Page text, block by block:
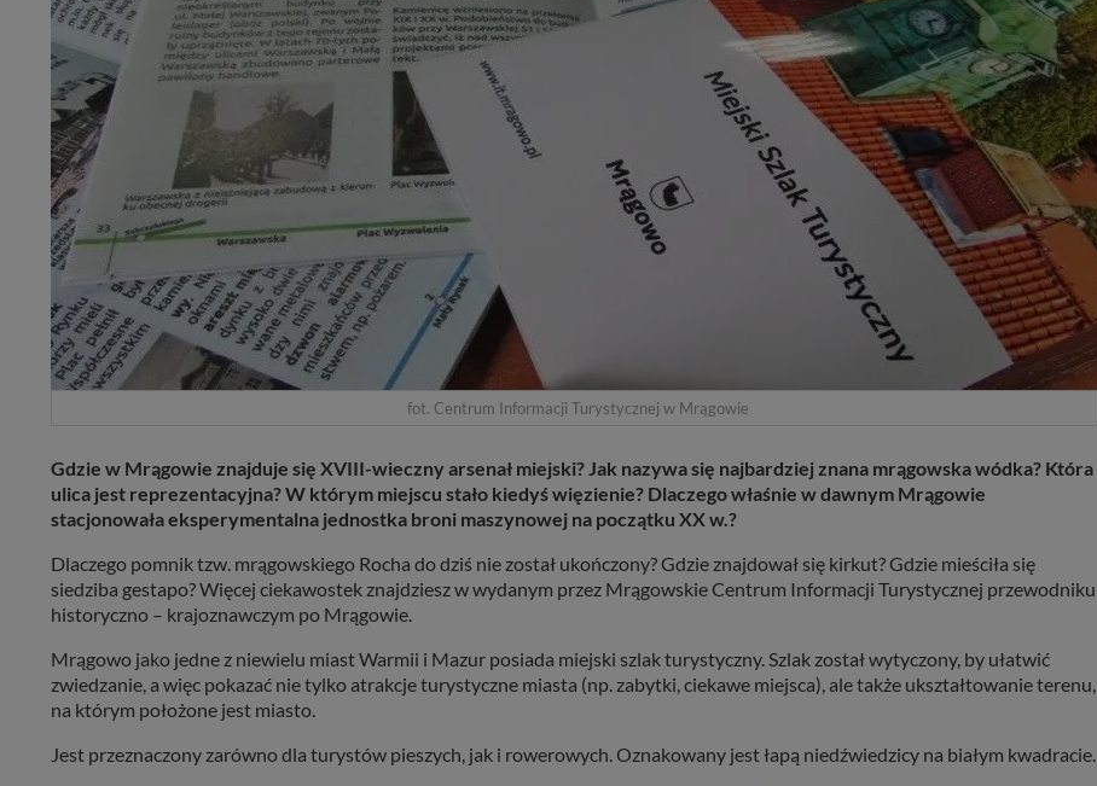
fot. Centrum Informacji Turystycznej w Mrągowie
Gdzie w Mrągowie znajduje się XVIII-wieczny arsenał miejski? Jak nazywa się najbardziej znana mrągowska wódka? Która
ulica jest reprezentacyjna? W którym miejscu stało kiedyś więzienie? Dlaczego właśnie w dawnym Mrągowie
stacjonowała eksperymentalna jednostka broni maszynowej na początku XX w.?
Dlaczego pomnik tzw. mrągowskiego Rocha do dziś nie został ukończony? Gdzie znajdował się kirkut? Gdzie mieściła się
siedziba gestapo? Więcej ciekawostek znajdziesz w wydanym przez Mrągowskie Centrum Informacji Turystycznej przewodniku
historyczno – krajoznawczym po Mrągowie.
Mrągowo jako jedne z niewielu miast Warmii i Mazur posiada miejski szlak turystyczny. Szlak został wytyczony, by ułatwić
zwiedzanie, a więc pokazać nie tylko atrakcje turystyczne miasta (np. zabytki, ciekawe miejsca), ale także ukształtowanie terenu,
na którym położone jest miasto.
Jest przeznaczony zarówno dla turystów pieszych, jak i rowerowych. Oznakowany jest łapą niedźwiedzicy na białym kwadracie.